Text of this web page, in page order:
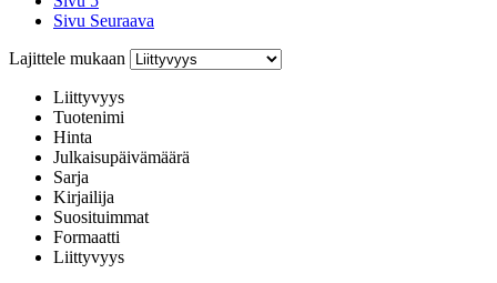
Sivu Seuraava
Lajittele mukaan
Liittyvyys
Tuotenimi
Hinta
Julkaisupäivämäärä
Sarja
Kirjailija
Suosituimmat
Formaatti
Liittyvyys